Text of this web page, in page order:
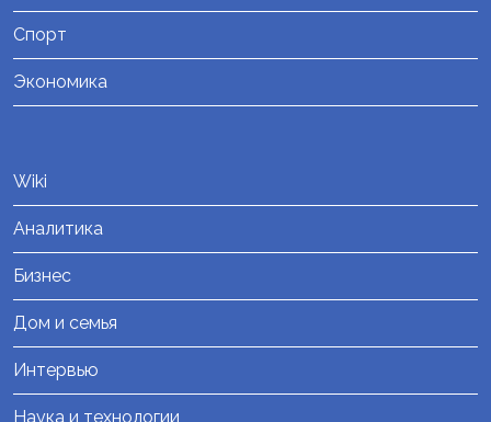
Спорт
Экономика
Wiki
Аналитика
Бизнес
Дом и семья
Интервью
Наука и технологии